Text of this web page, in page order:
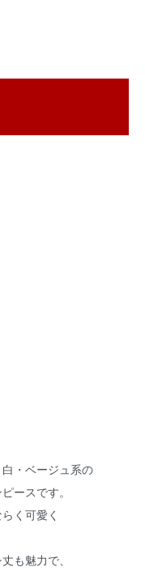
・ベージュ系の
ースです。
く可愛く
も魅力で、